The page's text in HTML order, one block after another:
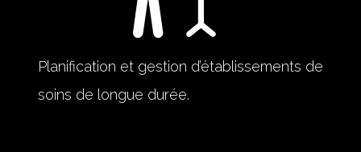
Planification et gestion d’établissements de
soins de longue durée.